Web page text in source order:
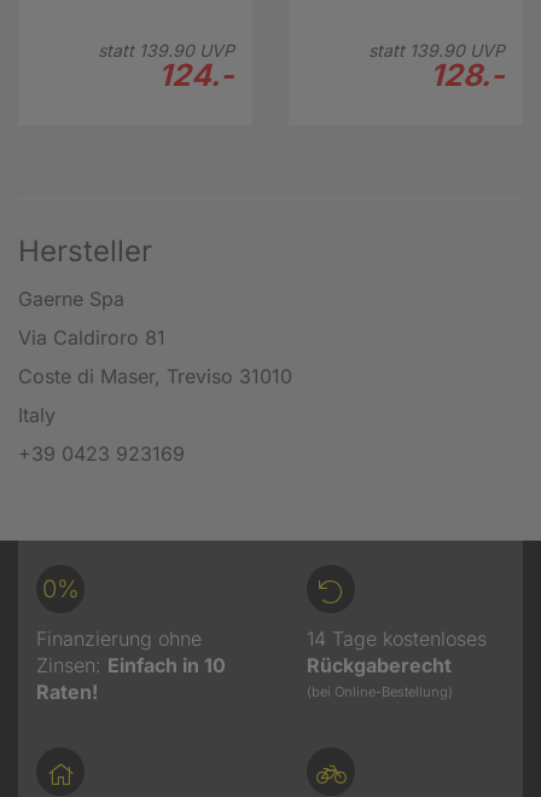
statt 139.90UVP
124.-
statt 139.90UVP
128.-
Hersteller
Gaerne Spa
Via Caldiroro 81
Coste di Maser, Treviso 31010
Italy
+39 0423 923169
0%
Finanzierung ohne
Zinsen: Einfach in 10
Raten!
14 Tage kostenloses
Rückgaberecht
(bei Online-Bestellung)